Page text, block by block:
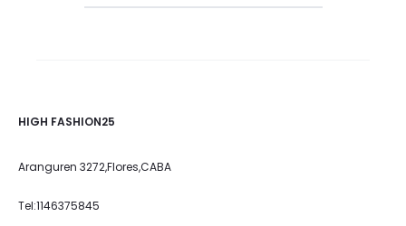
HIGH FASHION25
Aranguren 3272,Flores,CABA
Tel:1146375845